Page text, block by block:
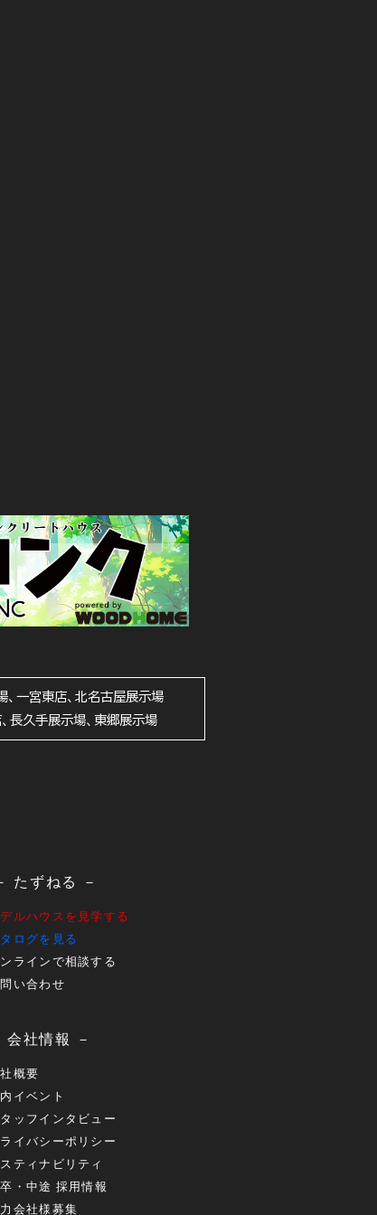
、一宮東店、北名古屋展示場
長久手展示場、東郷展示場
たずねる －
ルハウスを見学する
ログを見る
ラインで相談する
い合わせ
会社情報 －
概要
イベント
ッフインタビュー
イバシーポリシー
ティナビリティ
・中途 採用情報
会社様募集